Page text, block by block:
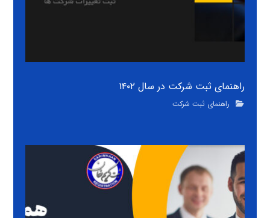
راهنمای ثبت شرکت در سال ۱۴۰۲
راهنمای ثبت شرکت